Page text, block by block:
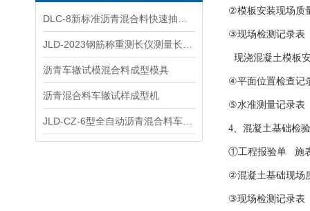
沥青车辙试模混合料成型模具
沥青混合料车辙试样成型机
②模板安装现场质
③现场检测记录表
现浇混凝土模板
④平面位置检查
⑤水准测量记录表
4、混凝土基础检验
①工程报验单 施
②混凝土基础现场
③现场检测记录表